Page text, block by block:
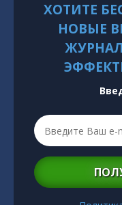
ХОТИТЕ
НОВЫЕ